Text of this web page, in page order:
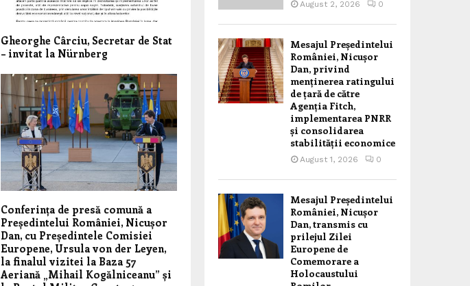
Gheorghe Cârciu, Secretar de Stat
– invitat la Nürnberg
Conferința de presă comună a
Președintelui României, Nicușor
Dan, cu Președintele Comisiei
Europene, Ursula von der Leyen,
la finalul vizitei la Baza 57
Aeriană „Mihail Kogălniceanu” și
August 2, 2026 0
Mesajul Președintelui
României, Nicușor
Dan, privind
menținerea ratingului
de țară de către
Agenția Fitch,
implementarea PNRR
și consolidarea
stabilității economice
August 1, 2026 0
Mesajul Președintelui
României, Nicușor
Dan, transmis cu
prilejul Zilei
Europene de
Comemorare a
Holocaustului